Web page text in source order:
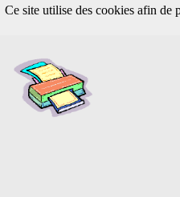
Ce site utilise des cookies afin de